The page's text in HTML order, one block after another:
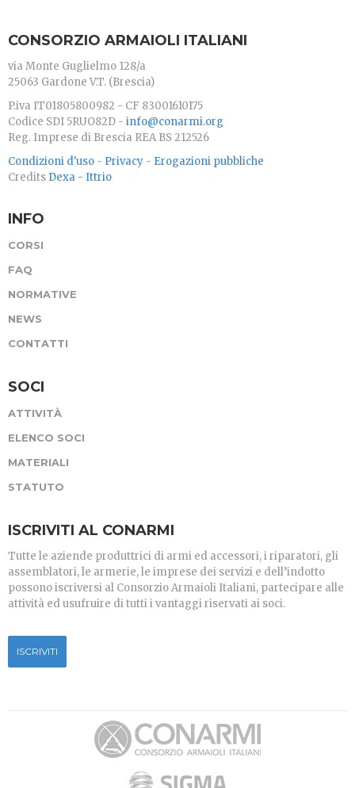
CONSORZIO ARMAIOLI ITALIANI
via Monte Guglielmo 128/a
25063 Gardone V.T. (Brescia)
P.iva IT01805800982 - CF 83001610175
Codice SDI 5RUO82D - info@conarmi.org
Reg. Imprese di Brescia REA BS 212526
Condizioni d'uso - Privacy - Erogazioni pubbliche
Credits Dexa - Ittrio
INFO
CORSI
FAQ
NORMATIVE
NEWS
CONTATTI
SOCI
ATTIVITÀ
ELENCO SOCI
MATERIALI
STATUTO
ISCRIVITI AL CONARMI
Tutte le aziende produttrici di armi ed accessori, i riparatori, gli
assemblatori, le armerie, le imprese dei servizi e dell’indotto
possono iscriversi al Consorzio Armaioli Italiani, partecipare alle
attività ed usufruire di tutti i vantaggi riservati ai soci.
ISCRIVITI